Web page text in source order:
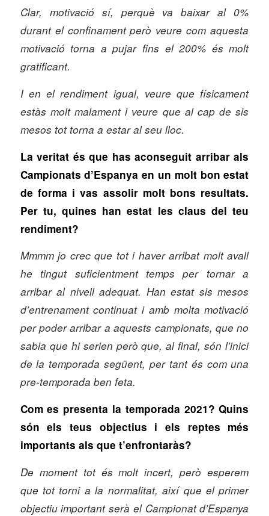
Clar, motivació sí, perquè va baixar al 0%
durant el confinament però veure com aquesta
motivació torna a pujar fins el 200% és molt
gratificant.
I en el rendiment igual, veure que físicament
estàs molt malament i veure que al cap de sis
mesos tot torna a estar al seu lloc.
La veritat és que has aconseguit arribar als
Campionats d’Espanya en un molt bon estat
de forma i vas assolir molt bons resultats.
Per tu, quines han estat les claus del teu
rendiment?
Mmmm jo crec que tot i haver arribat molt avall
he tingut suficientment temps per tornar a
arribar al nivell adequat. Han estat sis mesos
d’entrenament continuat i amb molta motivació
per poder arribar a aquests campionats, que no
sabia que hi serien però que, al final, són l’inici
de la temporada següent, per tant és com una
pre-temporada ben feta.
Com es presenta la temporada 2021? Quins
són els teus objectius i els reptes més
importants als que t’enfrontaràs?
De moment tot és molt incert, però esperem
que tot torni a la normalitat, així que el primer
objectiu important serà el Campionat d’Espanya